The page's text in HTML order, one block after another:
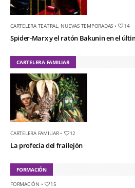
CARTELERA TEATRAL NUEVAS TEMPORADAS • 14
Spider-Marx y el ratón Bakunin en el
CARTELERA FAMILIAR
CARTELERA FAMILIAR• 12
La profecía del frailejón
FORMACIÓN
FORMACIÓN • 15